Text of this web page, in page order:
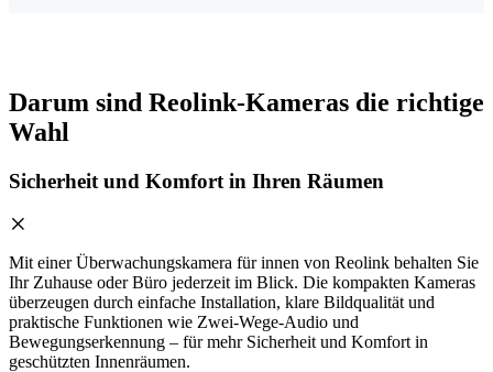
Darum sind Reolink-Kameras die richtige
Wahl
Sicherheit und Komfort in Ihren Räumen
Mit einer Überwachungskamera für innen von Reolink behalten Sie
Ihr Zuhause oder Büro jederzeit im Blick. Die kompakten Kameras
überzeugen durch einfache Installation, klare Bildqualität und
praktische Funktionen wie Zwei-Wege-Audio und
Bewegungserkennung – für mehr Sicherheit und Komfort in
geschützten Innenräumen.